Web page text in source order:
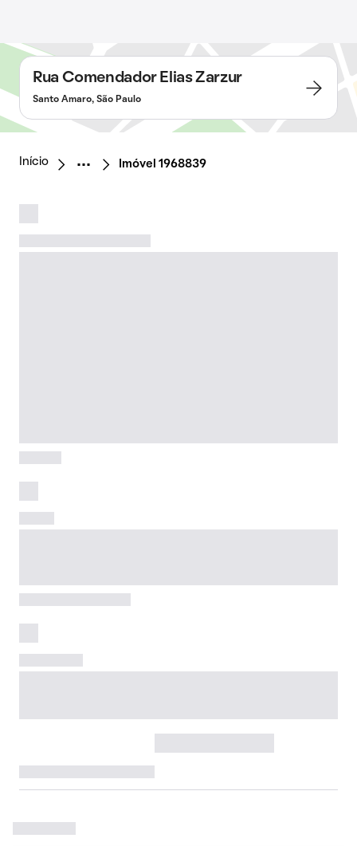
Rua Comendador Elias Zarzur
Santo Amaro, São Paulo
Início Imóvel 1968839